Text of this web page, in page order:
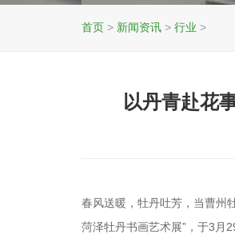
首页 > 新闻资讯 > 行业 >
以丹青赴花
春风送暖，牡丹吐芳，当曹州
菏泽牡丹书画艺术展”，于3月